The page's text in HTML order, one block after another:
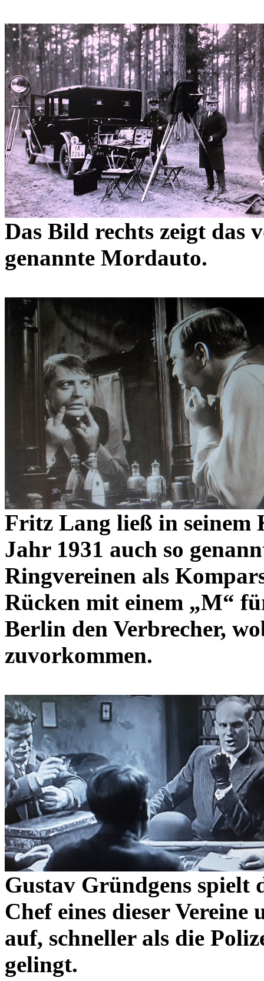
Das Bild rechts zeigt das
genannte Mordauto.
Fritz Lang ließ in
Jahr 1931 auch so
Ringvereinen als
Rücken mit einem „M“
Berlin den Verbrecher,
zuvorkommen.
Gustav Gründgens spielt
Chef eines dieser
auf, schneller als die
gelingt.